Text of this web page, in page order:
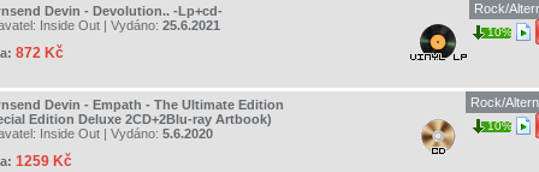
Devin - Devolution.. -Lp+cd-
Inside Out | Vydáno: 25.6.2021
872 Kč
Rock/
10%
Devin - Empath - The Ultimate Edition
Edition Deluxe 2CD+2Blu-ray Artbook)
Inside Out | Vydáno: 5.6.2020
1259 Kč
Rock/
10%